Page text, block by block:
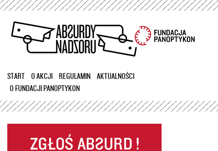
Przejdź
treści
START O AKCJI REGULAMIN
AKTUALNOŚCI
O FUNDACJI PANOPTYKON